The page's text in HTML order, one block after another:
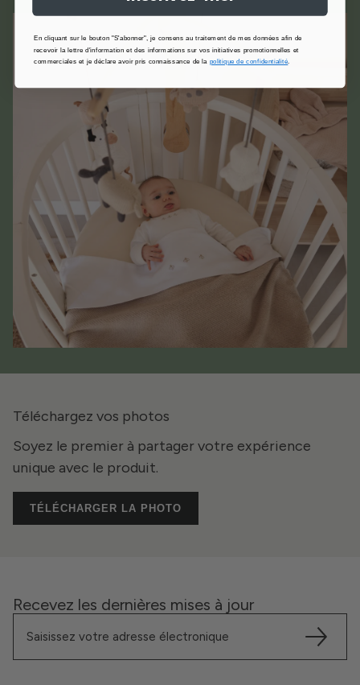
Téléchargez vos photos
Soyez le premier à partager votre expérience
unique avec le produit.
TÉLÉCHARGER LA PHOTO
Recevez les dernières mises à jour
En cliquant sur le bouton "S'abonner", je consens au traitement de mes données afin de
recevoir la lettre d'information et des informations sur vos initiatives promotionnelles et
commerciales et je déclare avoir pris connaissance de la politique de confidentialité